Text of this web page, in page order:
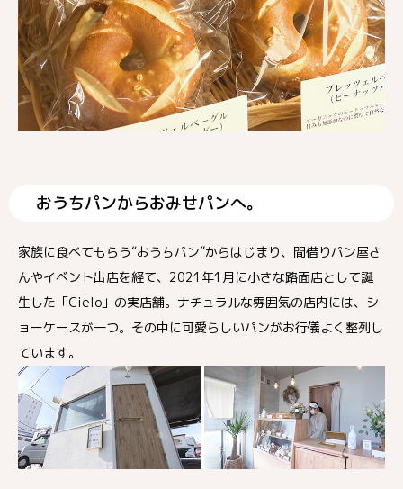
おうちパンからおみせパンへ。
家族に食べてもらう“おうちパン”からはじまり、間借りパン屋さ
んやイベント出店を経て、2021年1月に小さな路面店として誕
生した「Cielo」の実店舗。ナチュラルな雰囲気の店内には、シ
ョーケースが一つ。その中に可愛らしいパンがお行儀よく整列し
ています。